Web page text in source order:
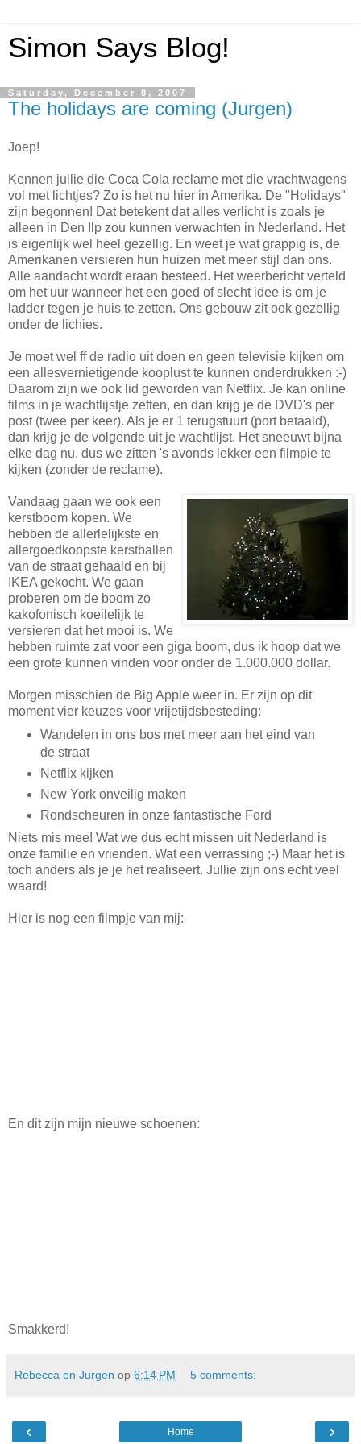
Simon Says Blog!
Saturday, December 8, 2007
The holidays are coming (Jurgen)
Joep!
Kennen jullie die Coca Cola reclame met die vrachtwagens
vol met lichtjes? Zo is het nu hier in Amerika. De "Holidays"
zijn begonnen! Dat betekent dat alles verlicht is zoals je
alleen in Den Ilp zou kunnen verwachten in Nederland. Het
is eigenlijk wel heel gezellig. En weet je wat grappig is, de
Amerikanen versieren hun huizen met meer stijl dan ons.
Alle aandacht wordt eraan besteed. Het weerbericht verteld
om het uur wanneer het een goed of slecht idee is om je
ladder tegen je huis te zetten. Ons gebouw zit ook gezellig
onder de lichies.
Je moet wel ff de radio uit doen en geen televisie kijken om
een allesvernietigende kooplust te kunnen onderdrukken :-)
Daarom zijn we ook lid geworden van Netflix. Je kan online
films in je wachtlijstje zetten, en dan krijg je de DVD's per
post (twee per keer). Als je er 1 terugstuurt (port betaald),
dan krijg je de volgende uit je wachtlijst. Het sneeuwt bijna
elke dag nu, dus we zitten 's avonds lekker een filmpie te
kijken (zonder de reclame).
Vandaag gaan we ook een
kerstboom kopen. We
hebben de allerlelijkste en
allergoedkoopste kerstballen
van de straat gehaald en bij
IKEA gekocht. We gaan
proberen om de boom zo
kakofonisch koeilelijk te
versieren dat het mooi is. We
hebben ruimte zat voor een giga boom, dus ik hoop dat we
een grote kunnen vinden voor onder de 1.000.000 dollar.
Morgen misschien de Big Apple weer in. Er zijn op dit
moment vier keuzes voor vrijetijdsbesteding:
Wandelen in ons bos met meer aan het eind van
de straat
Netflix kijken
New York onveilig maken
Rondscheuren in onze fantastische Ford
Niets mis mee! Wat we dus echt missen uit Nederland is
onze familie en vrienden. Wat een verrassing ;-) Maar het is
toch anders als je je het realiseert. Jullie zijn ons echt veel
waard!
Hier is nog een filmpje van mij:
En dit zijn mijn nieuwe schoenen:
Smakkerd!
Rebecca en Jurgen op 6:14 PM 5 comments:
‹ ›
Home